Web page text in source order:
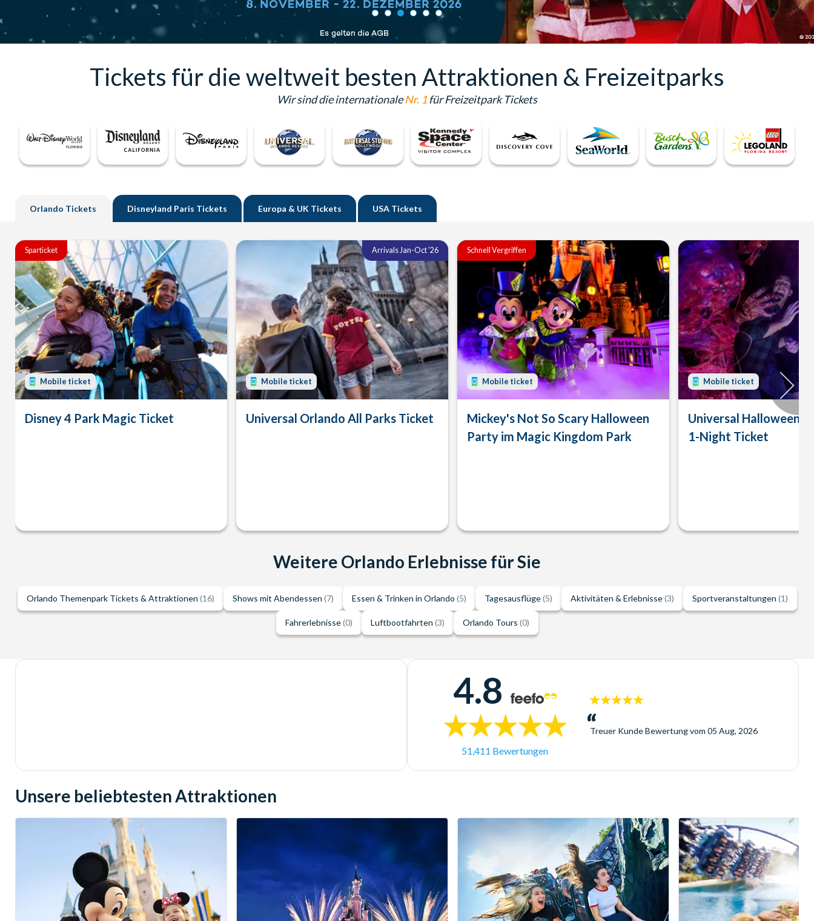
Tickets für die weltweit besten Attraktionen & Freizeitparks
Wir sind die internationaleNr. 1 für Freizeitpark Tickets
Orlando Tickets Disneyland Paris Tickets Europa & UK Tickets USA Tickets
Sparticket
Mobile ticket
Disney 4 Park Magic Ticket
Arrivals Jan-Oct '26
Mobile ticket
Universal Orlando All Parks Ticket
Schnell Vergriffen
Mobile ticket
Mickey's Not So Scary Halloween
Party im Magic Kingdom Park
Mobile ticket
Universal Halloween
1-Night Ticket
Weitere Orlando Erlebnisse für Sie
Orlando Themenpark Tickets & Attraktionen (16) Shows mit Abendessen (7) Essen & Trinken in Orlando (5) Tagesausflüge(5) Aktivitäten & Erlebnisse(3) Sportveranstaltungen (1)
Fahrerlebnisse(0) Luftbootfahrten (3) Orlando Tours (0)
4.8
51,411 Bewertungen
5
Sterne:
Treuer KundeBewertung vom 05 Aug, 2026
Unsere beliebtesten Attraktionen